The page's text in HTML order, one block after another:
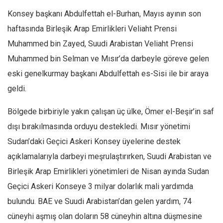
Hayat
Dünya
Afrika
Amerika
Avustralya
Tarih
Düşünce
Dosyalar
Konsey başkanı Abdulfettah el-Burhan, Mayıs ayının son
haftasında Birleşik Arap Emirlikleri Veliaht Prensi
Muhammed bin Zayed, Suudi Arabistan Veliaht Prensi
Muhammed bin Selman ve Mısır’da darbeyle göreve gelen
eski genelkurmay başkanı Abdulfettah es-Sisi ile bir araya
geldi.
Bölgede birbiriyle yakın çalışan üç ülke, Ömer el-Beşir’in saf
dışı bırakılmasında orduyu destekledi. Mısır yönetimi
Sudan’daki Geçici Askeri Konsey üyelerine destek
açıklamalarıyla darbeyi meşrulaştırırken, Suudi Arabistan ve
Birleşik Arap Emirlikleri yönetimleri de Nisan ayında Sudan
Geçici Askeri Konseye 3 milyar dolarlık mali yardımda
bulundu. BAE ve Suudi Arabistan’dan gelen yardım, 74
cüneyhi aşmış olan doların 58 cüneyhin altına düşmesine